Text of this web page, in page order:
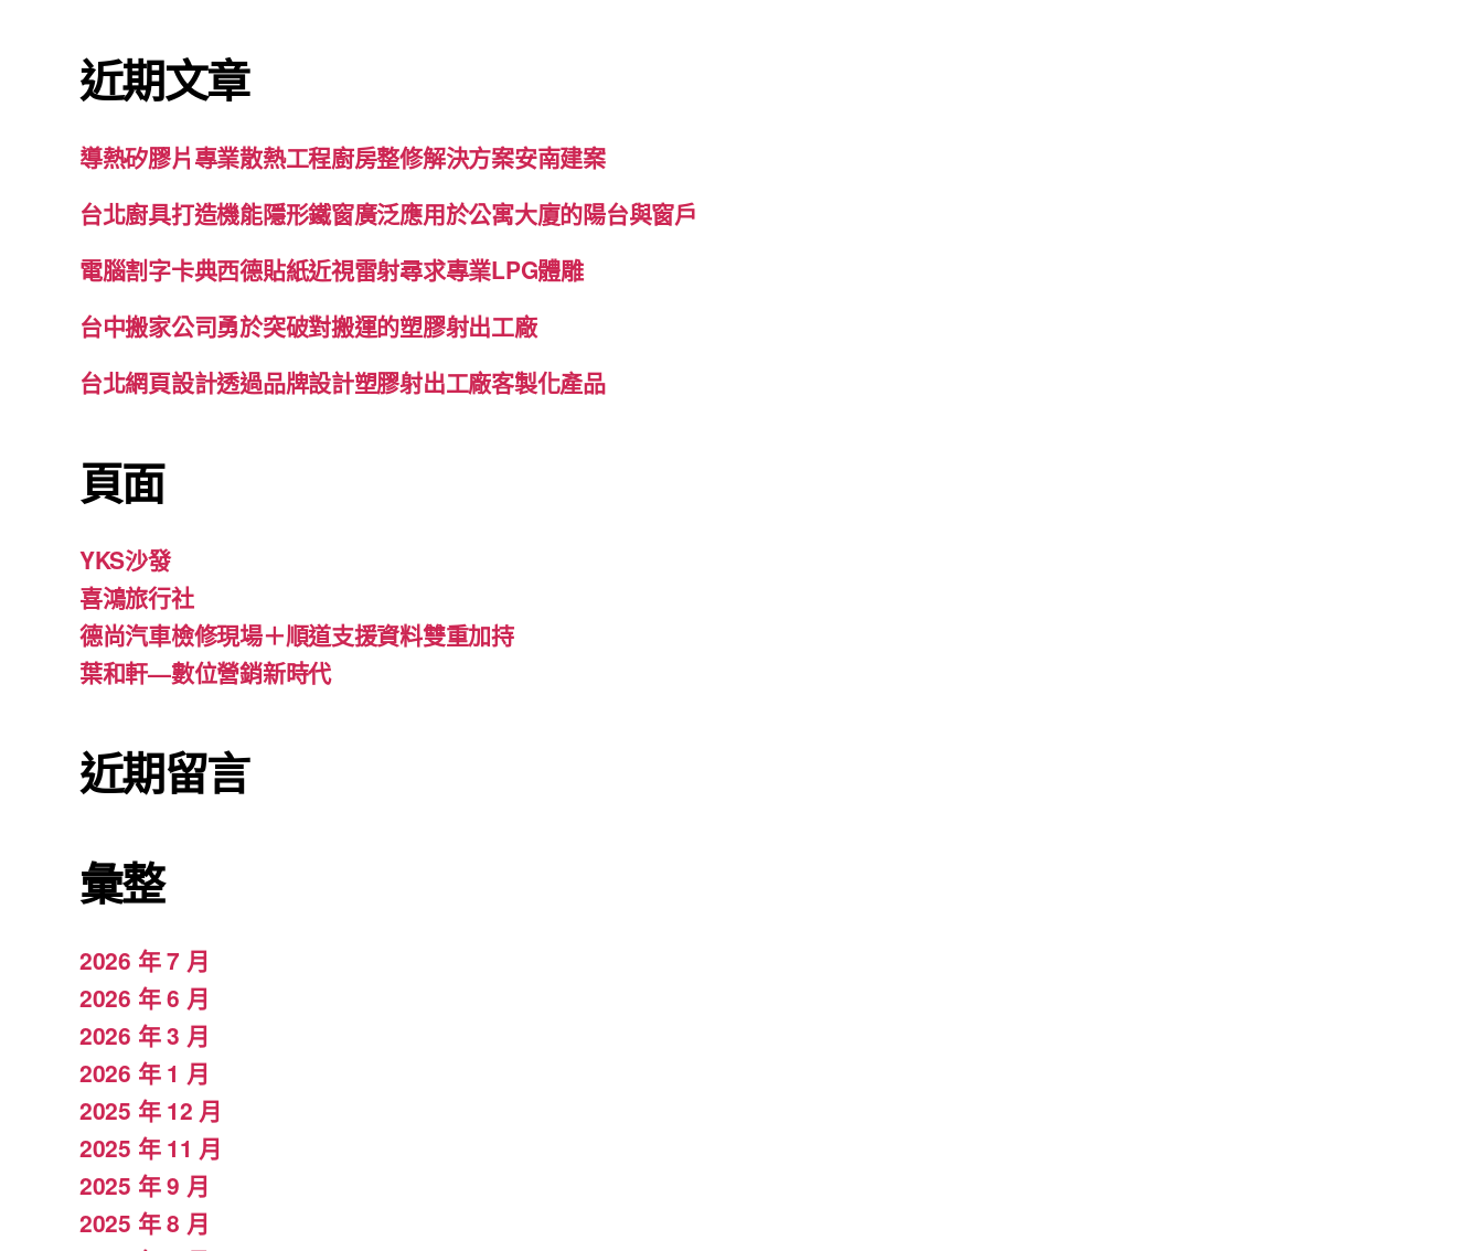
字:
近期文章
導熱矽膠片專業散熱工程廚房整修解決方案安南建案
台北廚具打造機能隱形鐵窗廣泛應用於公寓大廈的陽台與窗戶
電腦割字卡典西德貼紙近視雷射尋求專業LPG體雕
台中搬家公司勇於突破對搬運的塑膠射出工廠
台北網頁設計透過品牌設計塑膠射出工廠客製化產品
頁面
YKS沙發
喜鴻旅行社
德尚汽車檢修現場＋順道支援資料雙重加持
葉和軒—數位營銷新時代
近期留言
彙整
2026 年 7 月
2026 年 6 月
2026 年 3 月
2026 年 1 月
2025 年 12 月
2025 年 11 月
2025 年 9 月
2025 年 8 月